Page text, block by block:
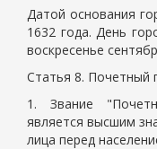
Датой основания
1632 года. День
воскресенье
Статья 8. Почетный
1. Звание
является высшим
лица перед